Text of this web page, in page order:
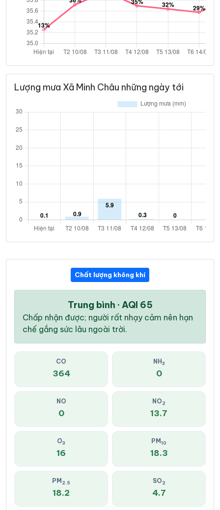
Lượng mưa Xã Minh Châu những ngày tới
Chất lượng không khí
Trung bình · AQI 65
Chấp nhận được; người rất nhạy cảm nên hạn
chế gắng sức lâu ngoài trời.
CO
364
NH 3
0
NO
0
NO2
13.7
O3
16
PM 10
18.3
PM 2.5
18.2
SO2
4.7